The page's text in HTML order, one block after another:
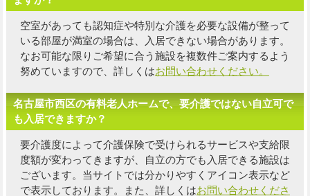
空室があっても認知症や特別な介護を必要な設備が整って
いる部屋が満室の場合は、入居できない場合があります。
なお可能な限り ご希望に合う施設を複数件ご案内するよう
努めていますので、詳しくはお問い合わせください。
名古屋市西区の有料老人ホームで、要介護ではない自立可で
も入居できますか？
要介護度によって介護保険で受けられるサービスや支給限
度額が変わってきますが、自立の方でも入居できる施設は
ございます。当サイトでは分かりやすくアイコン表示など
で表示しております。また、詳しくはお問い合わせくださ